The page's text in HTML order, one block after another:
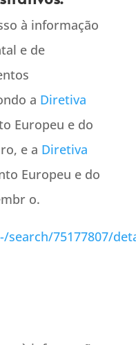
à informação
e de
a Diretiva
Europeu e do
e a Diretiva
Europeu e do
o.
75177807/